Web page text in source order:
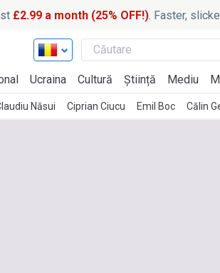
£2.99 a month (25% OFF!). Faster,
Ucraina Cultură Știință Mediu
Năsui Ciprian Ciucu Emil Boc Călin